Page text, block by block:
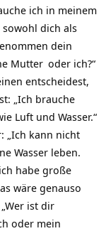
ich in meinem
dich als
dein
Mutter oder ich?“
entscheidest,
„Ich brauche
Luft und Wasser.“
„Ich kann nicht
Wasser leben.
habe große
wäre genauso
ist dir
oder mein